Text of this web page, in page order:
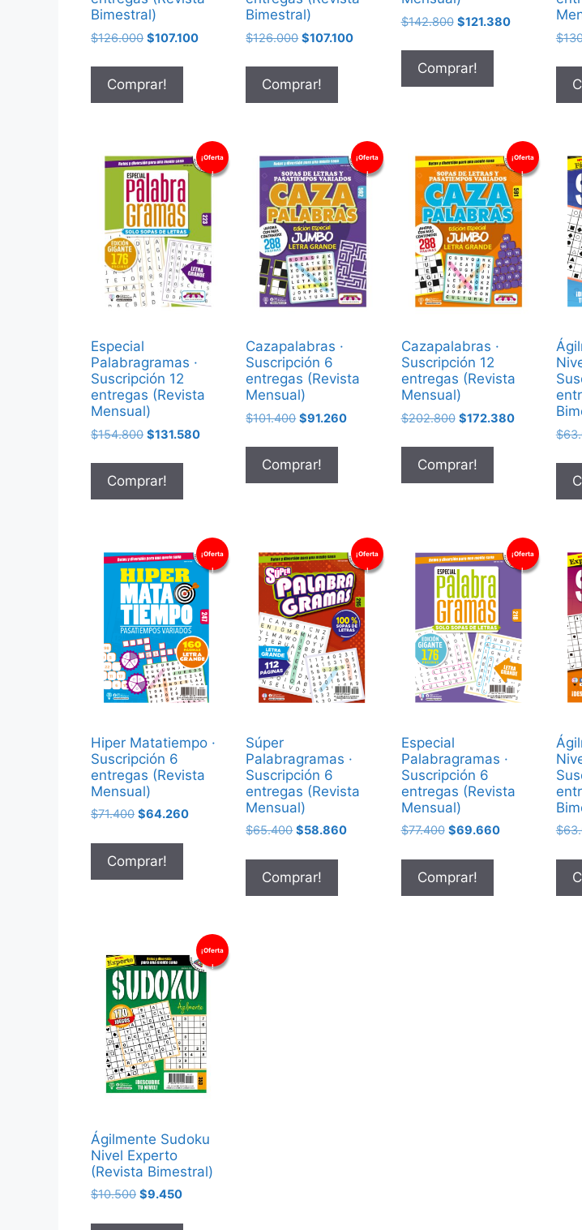
Bimestral)
$126.000 $107.100
Comprar!
Bimestral)
$126.000 $107.100
Comprar!
$142.800 $121.380
Comprar!
$
¡Oferta
!
Especial
Palabragramas ·
Suscripción 12
entregas (Revista
Mensual)
$154.800 $131.580
Comprar!
¡Oferta
!
Cazapalabras ·
Suscripción 6
entregas (Revista
Mensual)
$101.400 $91.260
Comprar!
¡Oferta
!
Cazapalabras ·
Suscripción 12
entregas (Revista
Mensual)
$202.800 $172.380
Comprar!
$
¡Oferta
!
Hiper Matatiempo ·
Suscripción 6
entregas (Revista
Mensual)
$71.400 $64.260
Comprar!
¡Oferta
!
Súper
Palabragramas ·
Suscripción 6
entregas (Revista
Mensual)
$65.400 $58.860
Comprar!
¡Oferta
!
Especial
Palabragramas ·
Suscripción 6
entregas (Revista
Mensual)
$77.400 $69.660
Comprar!
$
¡Oferta
!
Ágilmente Sudoku
Nivel Experto
(Revista Bimestral)
$10.500 $9.450